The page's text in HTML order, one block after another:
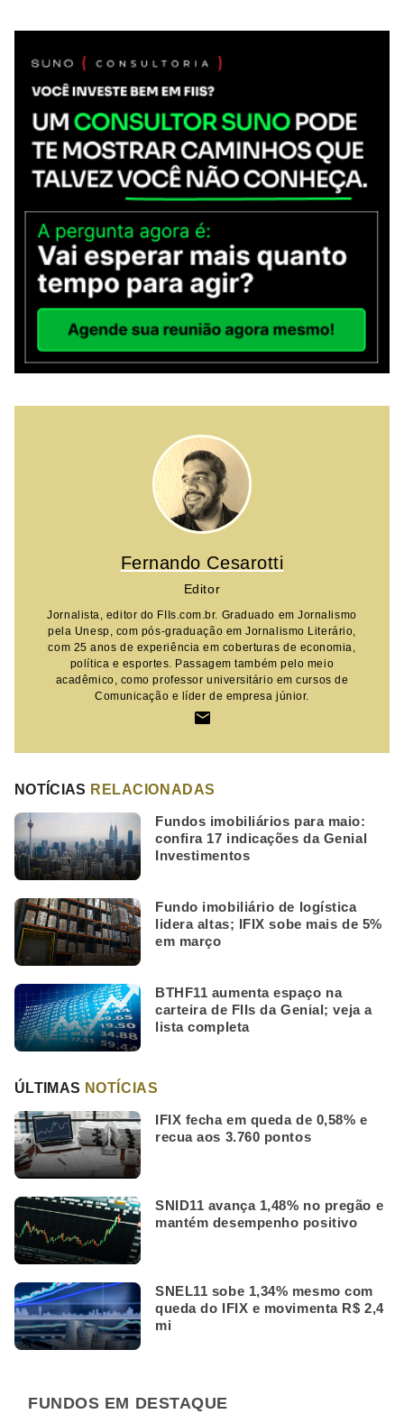
Fernando Cesarotti
Editor
Jornalista, editor do FIIs.com.br. Graduado em Jornalismo
pela Unesp, com pós-graduação em Jornalismo Literário,
com 25 anos de experiência em coberturas de economia,
política e esportes. Passagem também pelo meio
acadêmico, como professor universitário em cursos de
Comunicação e líder de empresa júnior.
NOTÍCIAS RELACIONADAS
Fundos imobiliários para maio:
confira 17 indicações da Genial
Investimentos
Fundo imobiliário de logística
lidera altas; IFIX sobe mais de 5%
em março
BTHF11 aumenta espaço na
carteira de FIIs da Genial; veja a
lista completa
ÚLTIMAS NOTÍCIAS
IFIX fecha em queda de 0,58% e
recua aos 3.760 pontos
SNID11 avança 1,48% no pregão e
mantém desempenho positivo
SNEL11 sobe 1,34% mesmo com
queda do IFIX e movimenta R$ 2,4
mi
FUNDOS EM DESTAQUE